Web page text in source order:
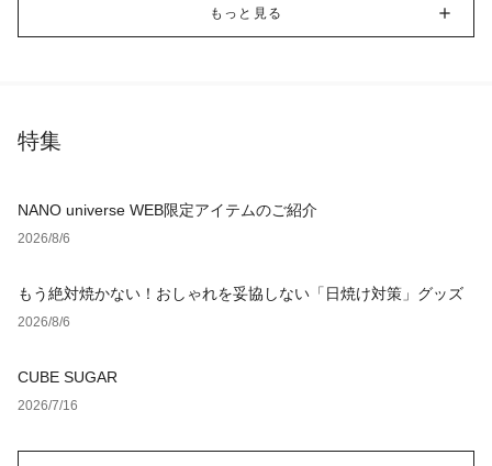
もっと見る
特集
NANO universe WEB限定アイテムのご紹介
2026/8/6
もう絶対焼かない！おしゃれを妥協しない「日焼け対策」グッズ
2026/8/6
CUBE SUGAR
2026/7/16